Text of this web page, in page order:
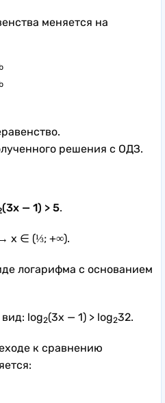
меняется на
решения с ОДЗ.
(3x — 1) > 5.
x ∈ (⅓; +∞).
логарифма с основанием
log2(3x — 1) > log232.
к сравнению